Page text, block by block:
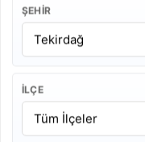
ŞEHIR
İLÇE
5 Kişi
6 Kişi